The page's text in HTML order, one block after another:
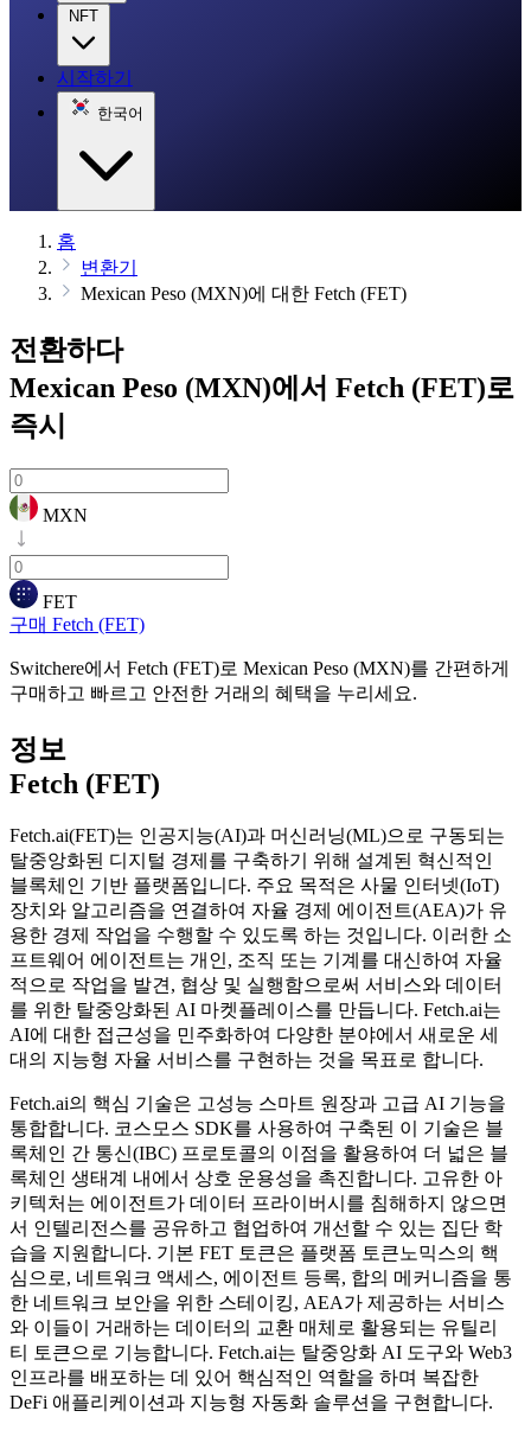
NFT
시작하기
한국어
홈
변환기
Mexican Peso (MXN)에 대한 Fetch (FET)
전환하다
Mexican Peso (MXN)에서 Fetch (FET)로
즉시
MXN
FET
구매 Fetch (FET)
Switchere에서 Fetch (FET)로 Mexican Peso (MXN)를 간편하게
구매하고 빠르고 안전한 거래의 혜택을 누리세요.
정보
Fetch (FET)
Fetch.ai(FET)는 인공지능(AI)과 머신러닝(ML)으로 구동되는
탈중앙화된 디지털 경제를 구축하기 위해 설계된 혁신적인
블록체인 기반 플랫폼입니다. 주요 목적은 사물 인터넷(IoT)
장치와 알고리즘을 연결하여 자율 경제 에이전트(AEA)가 유
용한 경제 작업을 수행할 수 있도록 하는 것입니다. 이러한 소
프트웨어 에이전트는 개인, 조직 또는 기계를 대신하여 자율
적으로 작업을 발견, 협상 및 실행함으로써 서비스와 데이터
를 위한 탈중앙화된 AI 마켓플레이스를 만듭니다. Fetch.ai는
AI에 대한 접근성을 민주화하여 다양한 분야에서 새로운 세
대의 지능형 자율 서비스를 구현하는 것을 목표로 합니다.
Fetch.ai의 핵심 기술은 고성능 스마트 원장과 고급 AI 기능을
통합합니다. 코스모스 SDK를 사용하여 구축된 이 기술은 블
록체인 간 통신(IBC) 프로토콜의 이점을 활용하여 더 넓은 블
록체인 생태계 내에서 상호 운용성을 촉진합니다. 고유한 아
키텍처는 에이전트가 데이터 프라이버시를 침해하지 않으면
서 인텔리전스를 공유하고 협업하여 개선할 수 있는 집단 학
습을 지원합니다. 기본 FET 토큰은 플랫폼 토큰노믹스의 핵
심으로, 네트워크 액세스, 에이전트 등록, 합의 메커니즘을 통
한 네트워크 보안을 위한 스테이킹, AEA가 제공하는 서비스
와 이들이 거래하는 데이터의 교환 매체로 활용되는 유틸리
티 토큰으로 기능합니다. Fetch.ai는 탈중앙화 AI 도구와 Web3
인프라를 배포하는 데 있어 핵심적인 역할을 하며 복잡한
DeFi 애플리케이션과 지능형 자동화 솔루션을 구현합니다.